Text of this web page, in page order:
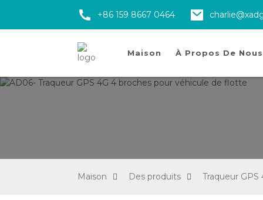
+86 159 8667 0464
Maison À Propos De Nous
Maison Des produits Traqueur GPS